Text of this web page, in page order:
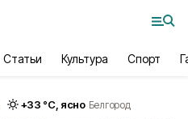
Статьи Культура Спорт
+33 °С, ясно Белгород